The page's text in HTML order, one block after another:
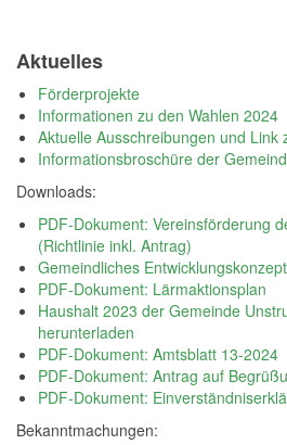
Aktuelles
Förderprojekte
Informationen zu den Wahlen 2024
Aktuelle Ausschreibungen und Link
Informationsbroschüre der
Downloads:
PDF-Dokument: Vereinsförderung
(Richtlinie inkl. Antrag)
Gemeindliches Entwicklungskonzept
PDF-Dokument: Lärmaktionsplan
Haushalt 2023 der Gemeinde
herunterladen
PDF-Dokument: Amtsblatt 13-2024
PDF-Dokument: Antrag auf
PDF-Dokument:
Bekanntmachungen: